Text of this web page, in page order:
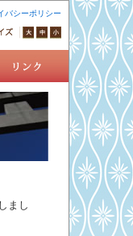
バシーポリシー
まし